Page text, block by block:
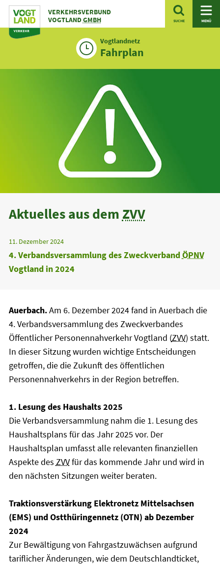
Zum
Inhalt
VERKEHRSVERBUND
VOGTLANDGMBH SUCHE MENÜ
Vogtlandnetz
Fahrplan
Aktuelles aus dem ZVV
11. Dezember 2024
4. Verbandsversammlung des ZweckverbandÖPNV
Vogtland in 2024
Auerbach.Am 6. Dezember 2024 fand in Auerbach die
4. Verbandsversammlung des Zweckverbandes
Öffentlicher Personennahverkehr Vogtland (ZVV) statt.
In dieser Sitzung wurden wichtige Entscheidungen
getroffen, die die Zukunft des öffentlichen
Personennahverkehrs in der Region betreffen.
1. Lesung des Haushalts 2025
Die Verbandsversammlung nahm die 1. Lesung des
Haushaltsplans für das Jahr 2025 vor. Der
Haushaltsplan umfasst alle relevanten finanziellen
Aspekte des ZVVfür das kommende Jahr und wird in
den nächsten Sitzungen weiter beraten.
Traktionsverstärkung Elektronetz Mittelsachsen
(EMS) und Ostthüringennetz (OTN) ab Dezember
2024
Zur Bewältigung von Fahrgastzuwächsen aufgrund
tariflicher Änderungen, wie dem Deutschlandticket,